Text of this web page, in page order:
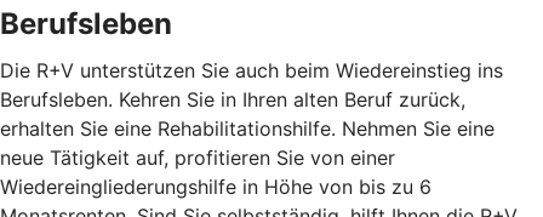
Berufsleben
Die R+V unterstützen Sie auch beim Wiedereinstieg ins
Berufsleben. Kehren Sie in Ihren alten Beruf zurück,
erhalten Sie eine Rehabilitationshilfe. Nehmen Sie eine
neue Tätigkeit auf, profitieren Sie von einer
Wiedereingliederungshilfe in Höhe von bis zu 6